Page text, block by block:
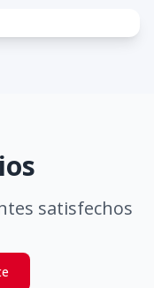
satisfechos